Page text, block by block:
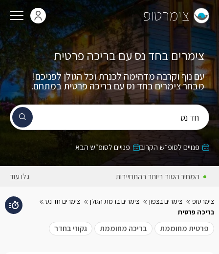
צימרטופ
חד נס
צימרים בחד נס עם בריכה פרטית
עם נוף וקרבה מדהימה לכנרת וכל הגולן לפניכם!
מבחר צימרים בחד נס עם בריכה פרטית במתחם.
פנויים לסופ״ש הקרוב פנויים לסופ״ש הבא
המחיר הטוב ביותר בהתחייבות גלו עוד
צימרטופ צימרים בצפון צימרים ברמת הגולן
צימרים חד נס
בריכה פרטית
פרטית מחוממת בריכה מחוממת גקוזי בחדר